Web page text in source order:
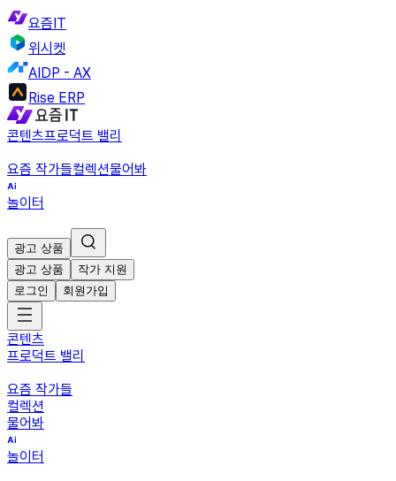
요즘IT
위시켓
AIDP - AX
Rise ERP
콘텐츠프로덕트 밸리
요즘 작가들컬렉션물어봐
놀이터
광고 상품
광고 상품
작가 지원
로그인
회원가입
콘텐츠
프로덕트 밸리
요즘 작가들
컬렉션
물어봐
놀이터